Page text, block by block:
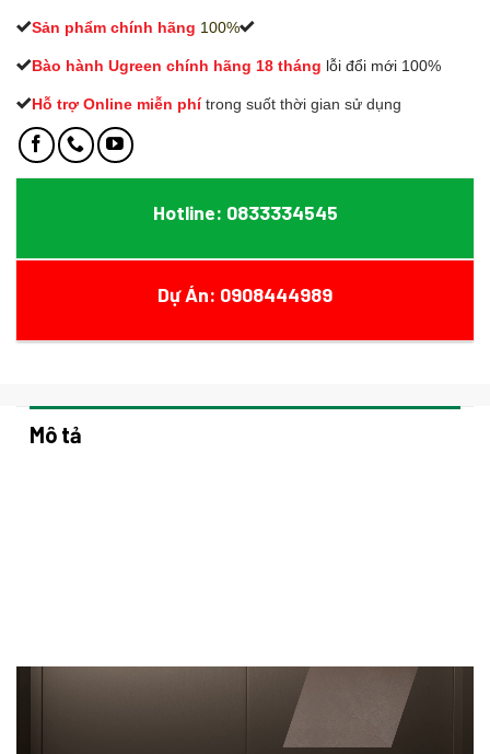
Sản phẩm chính hãng 100%
Bào hành Ugreen chính hãng 18 tháng lỗi đổi mới 100%
Hỗ trợ Online miễn phí trong suốt thời gian sử dụng
Hotline: 0833334545
Dự Án: 0908444989
Mô tả